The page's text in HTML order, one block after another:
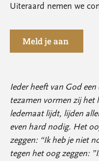
Uiteraard nemen we
Meld je aan
Ieder heeft van God een
tezamen vormen zij het
ledemaat lijdt, lijden
even hard nodig. Het
zeggen: “Ik heb je niet
tegen het oog zeggen: